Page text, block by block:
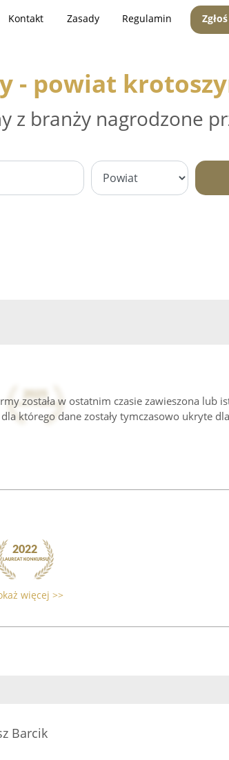
Kontakt Zasady Regulamin
- powiat
z branży nagrodzone
została w ostatnim czasie zawieszona lub
którego dane zostały tymczasowo ukryte
więcej >>
Barcik